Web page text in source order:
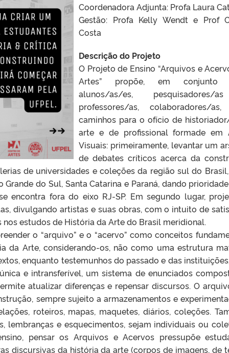
Coordenadora Adjunta: Profa Laura
Gestão: Profa Kelly Wendt e Prof
Costa
Descrição do Projeto
O Projeto de Ensino “Arquivos e
Artes” propõe, em conjunto
alunos/as/es,
professores/as, colaboradores/
caminhos para o ofício de
arte e de profissional formade em
Visuais: primeiramente, levantar um
de debates críticos acerca da
de universidades e coleções da região sul do
do Sul, Santa Catarina e Paraná, dando
encontra fora do eixo RJ-SP. Em segundo lugar,
divulgando artistas e suas obras, com o intuito de
estudos de História da Arte do Brasil meridional.
o “arquivo” e o “acervo” como conceitos
da Arte, considerando-os, não como uma estrutura
enquanto testemunhos do passado e das
e intransferível, um sistema de enunciados
atualizar diferenças e repensar discursos. O
sempre sujeito a armazenamentos e
roteiros, mapas, maquetes, diários, coleções.
lembranças e esquecimentos, sejam individuais ou
pensar os Arquivos e Acervos pressupõe
discursivas da história da arte (corpos de imagens, de